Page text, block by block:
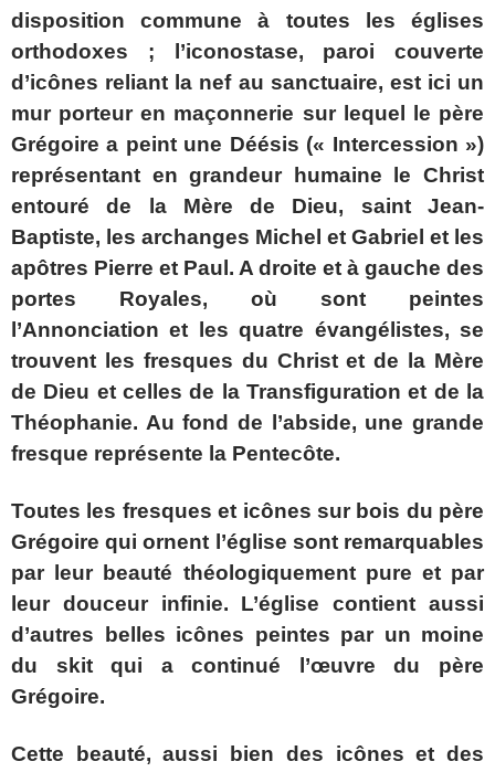
disposition commune à toutes les églises
orthodoxes ; l’iconostase, paroi couverte
d’icônes reliant la nef au sanctuaire, est ici un
mur porteur en maçonnerie sur lequel le père
Grégoire a peint une Déésis (« Intercession »)
représentant en grandeur humaine le Christ
entouré de la Mère de Dieu, saint Jean-
Baptiste, les archanges Michel et Gabriel et les
apôtres Pierre et Paul. A droite et à gauche des
portes Royales, où sont peintes
l’Annonciation et les quatre évangélistes, se
trouvent les fresques du Christ et de la Mère
de Dieu et celles de la Transfiguration et de la
Théophanie. Au fond de l’abside, une grande
fresque représente la Pentecôte.
Toutes les fresques et icônes sur bois du père
Grégoire qui ornent l’église sont remarquables
par leur beauté théologiquement pure et par
leur douceur infinie. L’église contient aussi
d’autres belles icônes peintes par un moine
du skit qui a continué l’œuvre du père
Grégoire.
Cette beauté, aussi bien des icônes et des